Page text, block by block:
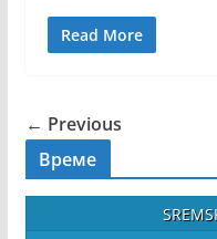
Read More
← Previous
Време